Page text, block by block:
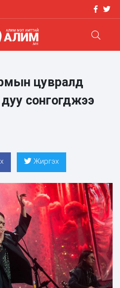
цувралд
сонгогджээ
Жиргэх